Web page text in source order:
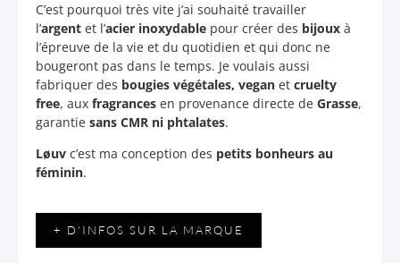
C’est pourquoi très vite j’ai souhaité travailler
l’argent et l’acier inoxydable pour créer des bijoux à
l’épreuve de la vie et du quotidien et qui donc ne
bougeront pas dans le temps. Je voulais aussi
fabriquer des bougies végétales, vegan et cruelty
free, aux fragrances en provenance directe de Grasse,
garantie sans CMR ni phtalates.
Løuv c’est ma conception des petits bonheurs au
féminin.
+ D'INFOS SUR LA MARQUE